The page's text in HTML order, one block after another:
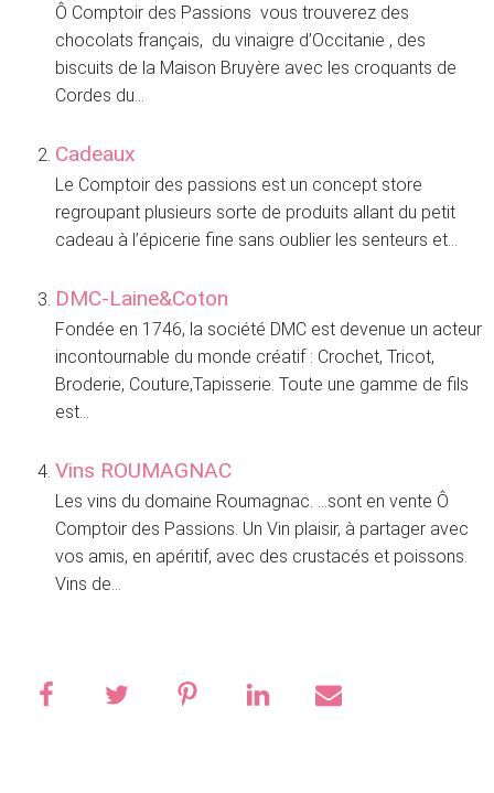
Ô Comptoir des Passions vous trouverez des
chocolats français, du vinaigre d’Occitanie , des
biscuits de la Maison Bruyère avec les croquants de
Cordes du...
Cadeaux
Le Comptoir des passions est un concept store
regroupant plusieurs sorte de produits allant du petit
cadeau à l’épicerie fine sans oublier les senteurs et...
DMC-Laine&Coton
Fondée en 1746, la société DMC est devenue un acteur
incontournable du monde créatif : Crochet, Tricot,
Broderie, Couture,Tapisserie. Toute une gamme de fils
est...
Vins ROUMAGNAC
Les vins du domaine Roumagnac. …sont en vente Ô
Comptoir des Passions. Un Vin plaisir, à partager avec
vos amis, en apéritif, avec des crustacés et poissons.
Vins de...